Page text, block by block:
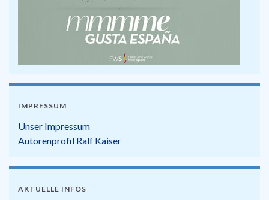
IMPRESSUM
Unser Impressum
Autorenprofil Ralf Kaiser
AKTUELLE INFOS